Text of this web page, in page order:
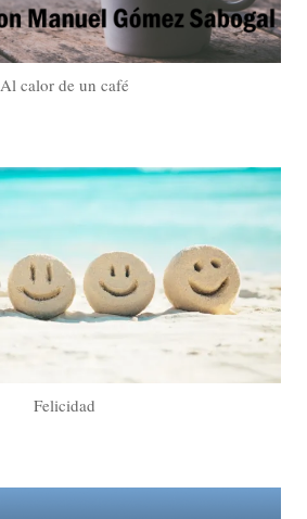
Al calor de un café
Felicidad